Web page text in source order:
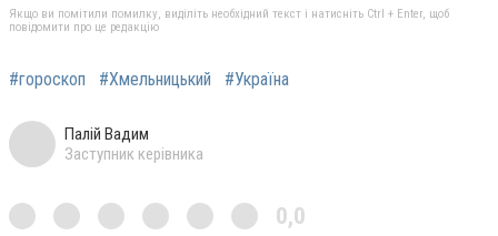
Якщо ви помітили помилку, виділіть необхідний текст і натисніть Ctrl + Enter, щоб
повідомити про це редакцію
#гороскоп #Хмельницький #Україна
Палій Вадим
Заступник керівника
0,0